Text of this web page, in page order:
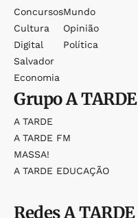
Concursos
Cultura
Digital
Salvador
Economia
Mundo
Opinião
Política
GrupoA TARDE
A TARDE
A TARDE FM
MASSA!
A TARDE EDUCAÇÃO
RedesA TARDE